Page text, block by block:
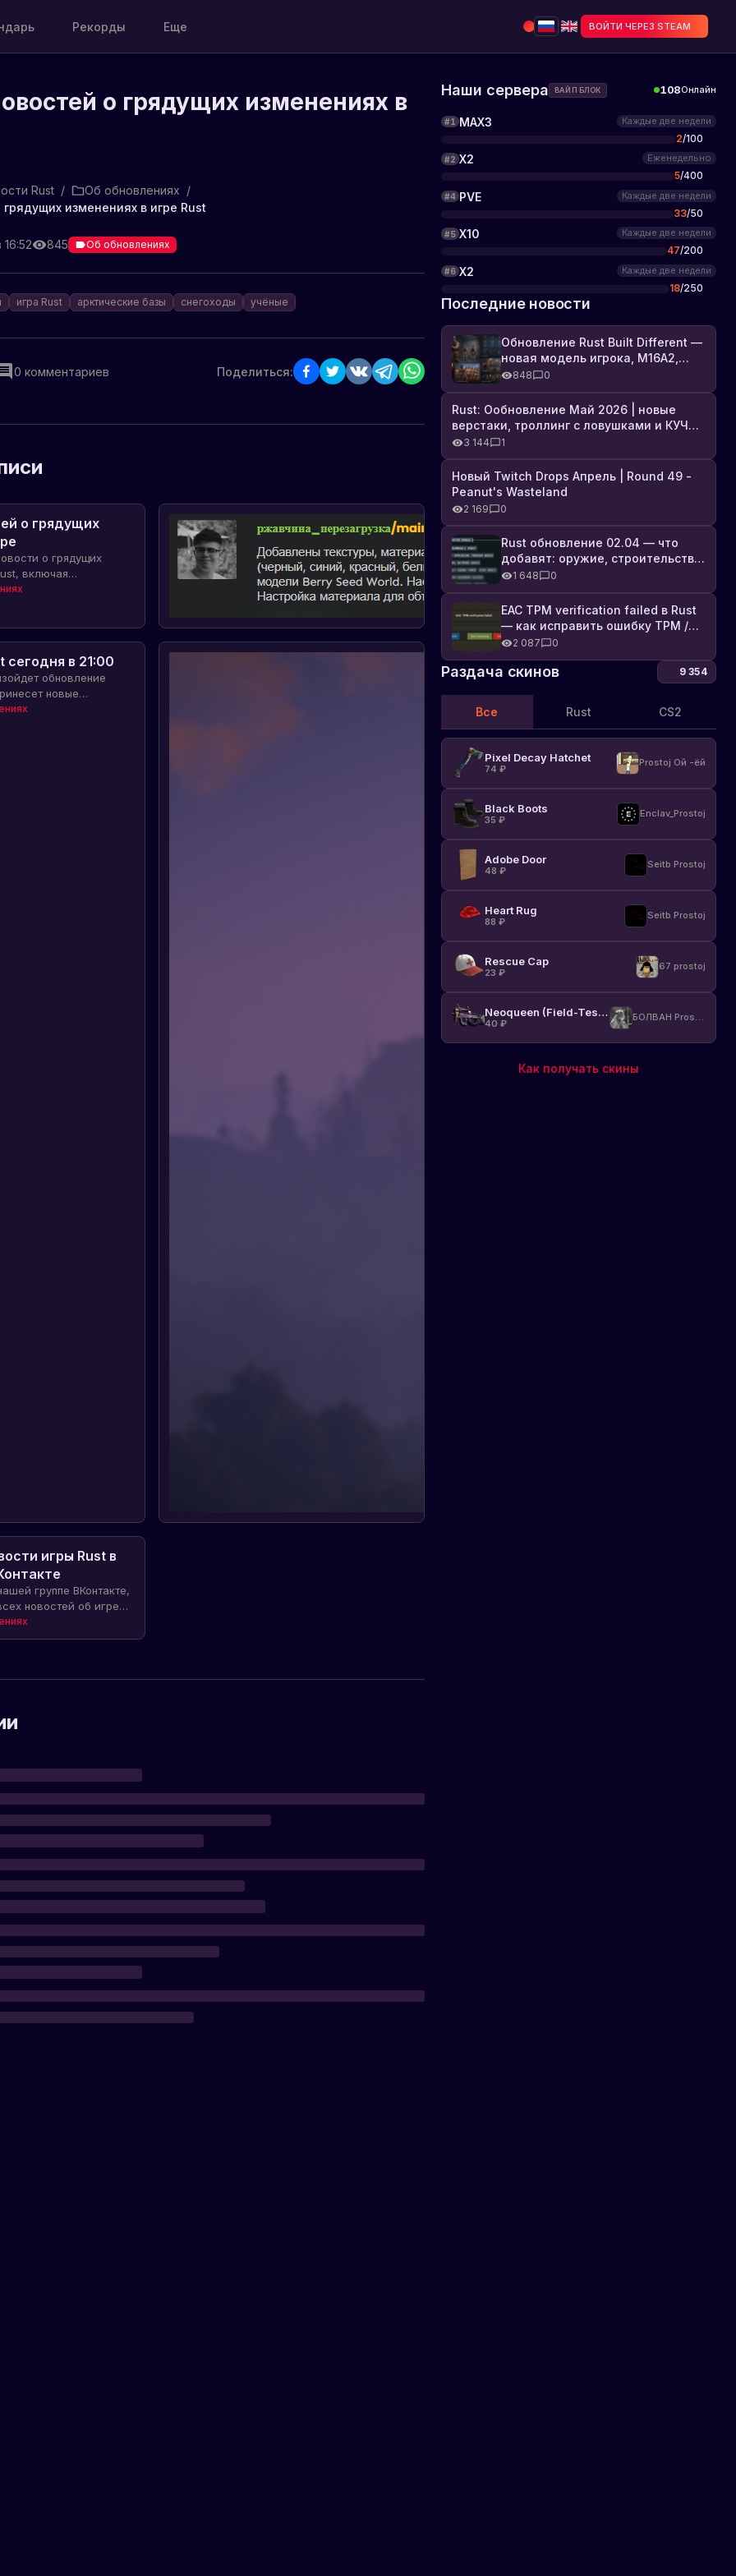
Рекорды Еще ВОЙТИ ЧЕРЕЗ STEAM
о грядущих изменениях в
Rust / Об обновлениях /
изменениях в игре Rust
845 Об обновлениях
игра Rust арктические базы снегоходы учёные
0 комментариев Поделиться:
о грядущих
о грядущих
включая
увеличение
сегодня в 21:00
обновление
новые
такие как коктейль
игры Rust в
группе ВКонтакте,
новостей об игре
другими игроками.
Наши сервера ВАЙП БЛОК 108Онлайн
#1 MAX3 Каждые две недели
2/100
#2 X2 Еженедельно
5/400
#4 PVE Каждые две недели
33/50
#5 X10 Каждые две недели
47/200
#6 X2 Каждые две недели
18/250
Последние новости
Обновление Rust Built Different —
новая модель игрока, M16A2,
броня, Industrial DLC и полный
список изменений
848 0
Rust: Ообновление Май 2026 | новые
верстаки, троллинг с ловушками и КУЧА
DLC3 144 1
Новый Twitch Drops Апрель | Round 49 -
Peanut's Wasteland
2 169 0
Rust обновление 02.04 — что
добавят: оружие, строительство,
технологии и Farming 2.5
1 648 0
EAC TPM verification failed в Rust
— как исправить ошибку TPM /
Secure Boot
2 087 0
Раздача скинов 9 354
Все Rust CS2
Pixel Decay Hatchet
74 ₽
Prostoj Ой -ёй
Black Boots
35 ₽
Enclav_Prostoj
Adobe Door
48 ₽
Seitb Prostoj
Heart Rug
88 ₽
Seitb Prostoj
Rescue Cap
23 ₽
67 prostoj
Neoqueen (Field-Tested)
40 ₽
БОЛВАН Prostoj
Как получать скины